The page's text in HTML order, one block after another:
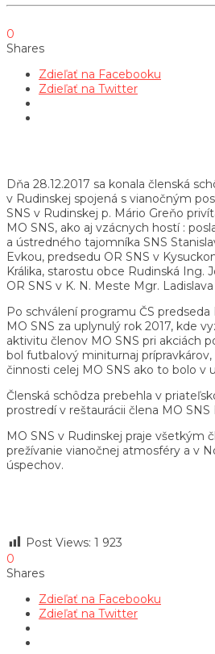
0
Shares
Zdieľať na Facebooku
Zdieľať na Twitter
Dňa 28.12.2017 sa konala členská
v Rudinskej spojená s vianočným
SNS v Rudinskej p. Mário Greňo
MO SNS, ako aj vzácnych hostí :
a ústredného tajomníka SNS
Evkou, predsedu OR SNS v
Králika, starostu obce Rudinská Ing.
OR SNS v K. N. Meste Mgr. Ladislava
Po schválení programu ČS
MO SNS za uplynulý rok 2017, kde
aktivitu členov MO SNS pri akciách
bol futbalový miniturnaj
činnosti celej MO SNS ako to bolo v
Členská schôdza prebehla v
prostredí v reštaurácii člena MO SNS
MO SNS v Rudinskej praje všetkým
prežívanie vianočnej atmosféry a v
úspechov.
Post Views: 1 923
0
Shares
Zdieľať na Facebooku
Zdieľať na Twitter